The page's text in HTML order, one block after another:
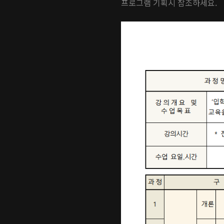
프로그램 기획시 참조하세요.